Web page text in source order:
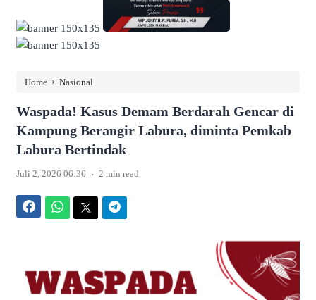
Home › Nasional
Waspada! Kasus Demam Berdarah Gencar di
Kampung Berangir Labura, diminta Pemkab
Labura Bertindak
Juli 2, 2026 06:36 . 2 min read